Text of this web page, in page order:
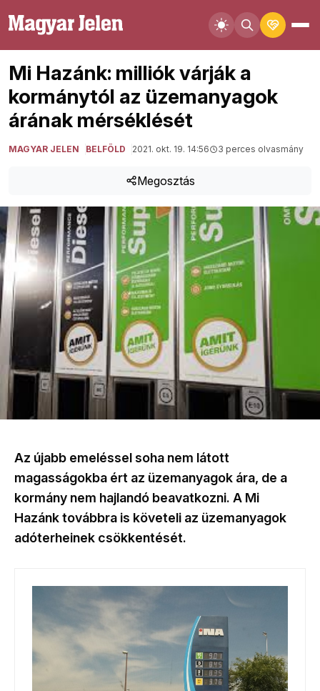
Mi Hazánk: milliók várják a
kormánytól az üzemanyagok
árának mérséklését
MAGYAR JELEN BELFÖLD 2021. okt. 19. 14:56 3 perces olvasmány
Megosztás
Az újabb emeléssel soha nem látott
magasságokba ért az üzemanyagok ára, de a
kormány nem hajlandó beavatkozni. A Mi
Hazánk továbbra is követeli az üzemanyagok
adóterheinek csökkentését.